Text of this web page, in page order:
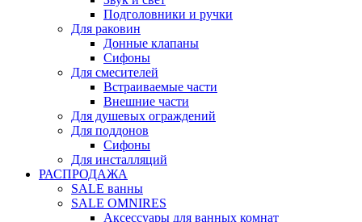
Подголовники и ручки
Для раковин
Донные клапаны
Сифоны
Для смесителей
Встраиваемые части
Внешние части
Для душевых ограждений
Для поддонов
Сифоны
Для инсталляций
РАСПРОДАЖА
SALE ванны
SALE OMNIRES
Аксессуары для ванных комнат